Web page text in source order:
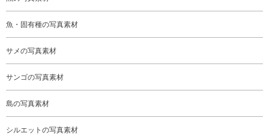
魚・固有種の写真素材
サメの写真素材
サンゴの写真素材
島の写真素材
シルエットの写真素材